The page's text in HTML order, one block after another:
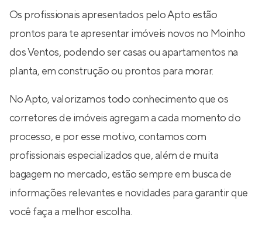
Os profissionais apresentados pelo Apto estão
prontos para te apresentar imóveis novos no Moinho
dos Ventos, podendo ser casas ou apartamentos na
planta, em construção ou prontos para morar.
No Apto, valorizamos todo conhecimento que os
corretores de imóveis agregam a cada momento do
processo, e por esse motivo, contamos com
profissionais especializados que, além de muita
bagagem no mercado, estão sempre em busca de
informações relevantes e novidades para garantir que
você faça a melhor escolha.